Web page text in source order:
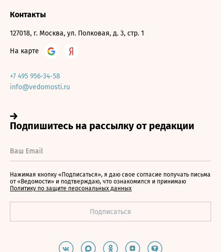
Контакты
127018, г. Москва, ул. Полковая, д. 3, стр. 1
На карте
+7 495 956-34-58
info@vedomosti.ru
Нажимая кнопку «Подписаться», я даю свое согласие получать письма
от «Ведомости» и подтверждаю, что ознакомился и принимаю
Политику по защите персональных данных